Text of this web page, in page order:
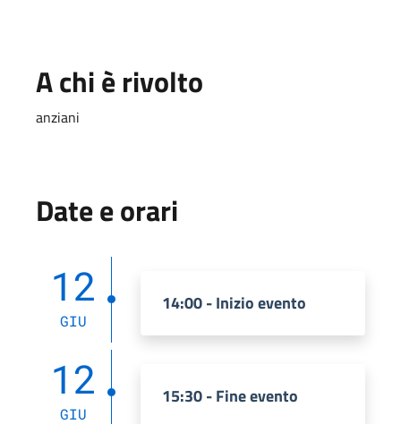
A chi è rivolto
anziani
Date e orari
12
GIU
14:00 - Inizio evento
12
GIU
15:30 - Fine evento